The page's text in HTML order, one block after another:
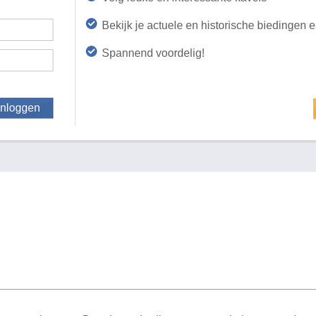
Inloggen
Bekijk je actuele en historische biedingen
Spannend voordelig!